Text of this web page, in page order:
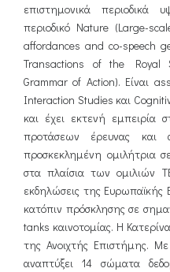
επιστημονικά
περιοδικό Nature (Large-
affordances and co-speech
Transactions of the Royal
Grammar of Action). Είναι
Interaction Studies και
και έχει εκτενή εμπειρία
προτάσεων έρευνας και
προσκεκλημένη ομιλήτρια
στα πλαίσια των ομιλιών
εκδηλώσεις της Ευρωπαϊκής
κατόπιν πρόσκλησης σε
tanks καινοτομίας. Η
της Ανοιχτής Επιστήμης.
αναπτύξει 14 σώματα